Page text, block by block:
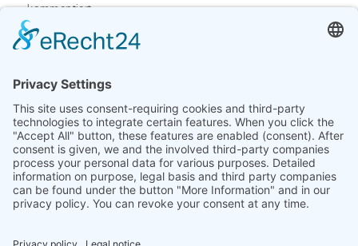
kommentiert.
Beteiligt waren: Hajo Antpöhler, Ursula Barwitzki,
LITERATURE
EINGRIFFE + KOMMENTARE